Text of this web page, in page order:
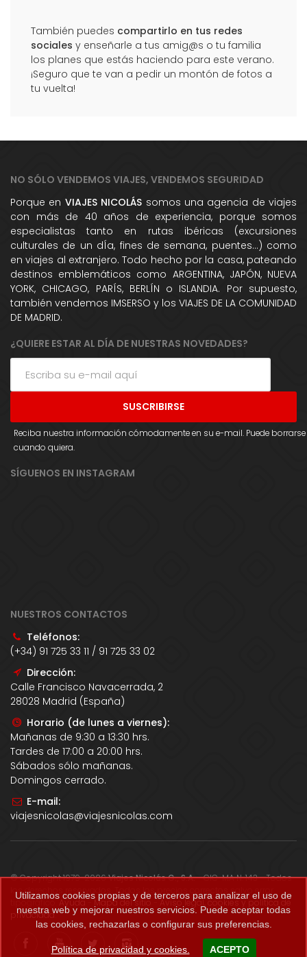
También puedes compartirlo en tus redes
sociales y enseñarle a tus amig@s o tu familia
los planes que estás haciendo para este verano.
¡Seguro que te van a pedir un montón de fotos a
tu vuelta!
NO SÓLO VENDEMOS VIAJES, VENDEMOS SEGURIDAD
Porque en VIAJES NICOLÁS somos una agencia de viajes
con más de 40 años de experiencia, porque somos
especialistas tanto en rutas ibéricas (excursiones
culturales de un dÍa, fines de semana, puentes...) como
en viajes al extranjero. Todo hecho por la casa, pateando
destinos emblemáticos como ARGENTINA, JAPÓN, NUEVA
YORK, CHICAGO, PARÍS, BERLÍN o ISLANDIA. Por supuesto,
también vendemos IMSERSO y los VIAJES DE LA COMUNIDAD
DE MADRID.
¿QUIERE ESTAR AL DÍA DE NUESTRAS NOVEDADES?
Reciba nuestra información cómodamente en su e-mail. Puede borrarse
cuando quiera.
SÍGUENOS EN INSTAGRAM
NUESTROS CONTACTOS
Teléfonos:
(+34) 91 725 33 11 / 91 725 33 02
Dirección:
Calle Francisco Navacerrada, 2
28028 Madrid (España)
Horario (de lunes a viernes):
Mañanas de 9:30 a 13:30 hrs.
Tardes de 17:00 a 20:00 hrs.
Sábados sólo mañanas.
Domingos cerrado.
E-mail:
viajesnicolas@viajesnicolas.com
© Copyright 1979-2026Viajes Nicolás G., S.A.- CIC-MA N. 143 - Todos
los derechos reservados. Todos los precios correctos salvo error
tipográfico. Ayuda-Mapa del sitio -Aviso legal, cookies y política de
privacidad.
Utilizamos cookies propias y de terceros para analizar el uso de
nuestra web y mejorar nuestros servicios. Puede aceptar todas
las cookies, rechazarlas o configurar sus preferencias.
Política de privacidad y cookies. ACEPTO